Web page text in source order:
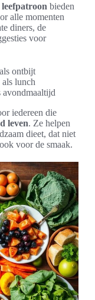
leefpatroon bieden
alle momenten
diners, de
voor
ontbijt
als lunch
avondmaaltijd
iedereen die
leven. Ze helpen
dieet, dat niet
voor de smaak.